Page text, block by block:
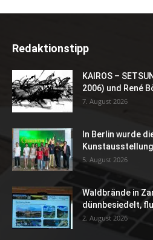
Redaktionstipp
KAIROS –
2006) und René
7. August 2026
In Berlin wurde
5. August 2026
Waldbrände in
dünnbesiedelt,
2. August 2026